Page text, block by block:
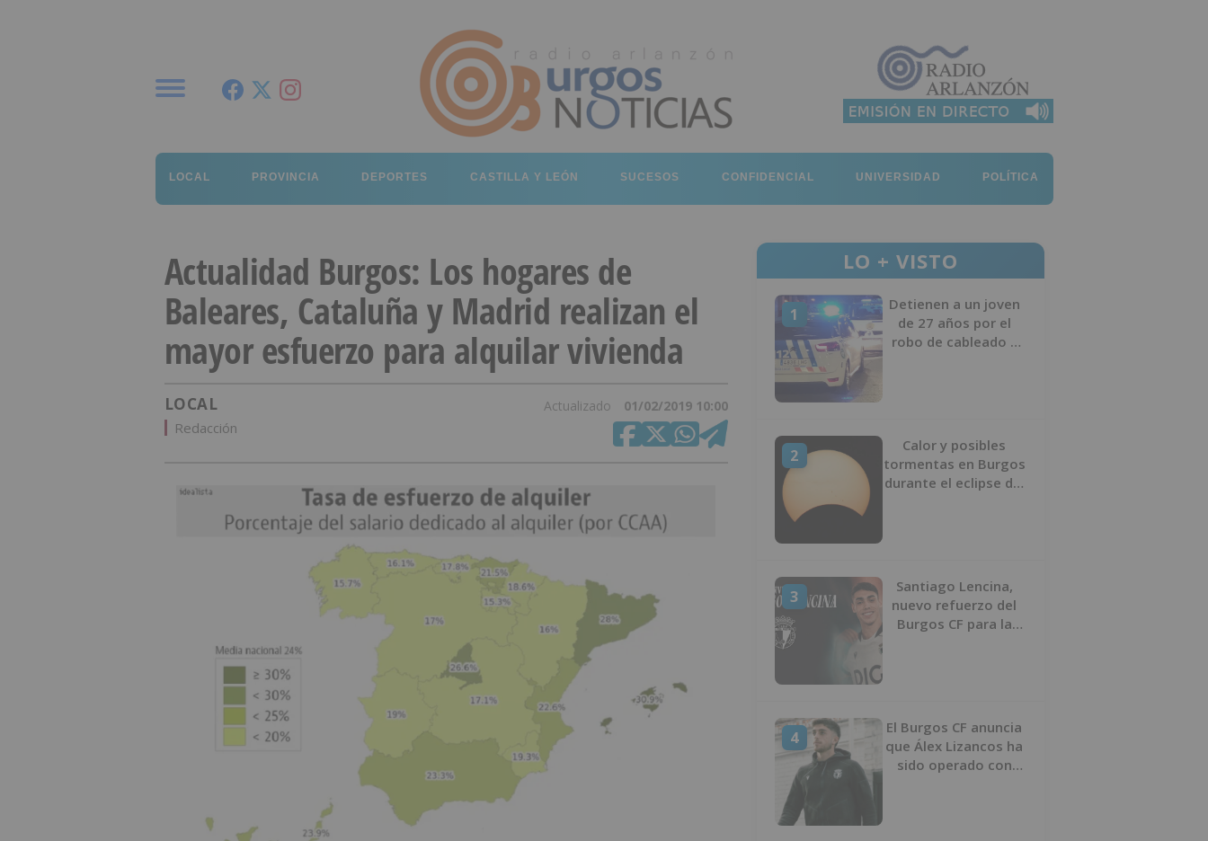
LOCAL PROVINCIA DEPORTES CASTILLA Y LEÓN SUCESOS CONFIDENCIAL UNIVERSIDAD POLÍTICA
Actualidad Burgos: Los hogares de
Baleares, Cataluña y Madrid realizan el
mayor esfuerzo para alquilar vivienda
LOCAL Actualizado 01/02/2019 10:00
Redacción
LO + VISTO
1
Detienen a un joven
de 27 años por el
robo de cableado y
2
Calor y posibles
tormentas en Burgos
durante el eclipse del
3
Santiago Lencina,
nuevo refuerzo del
Burgos CF para la
4
El Burgos CF anuncia
que Álex Lizancos ha
sido operado con